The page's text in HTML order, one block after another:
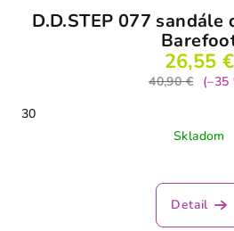
D.D.STEP 077 sandále
26,55 €
40,90 €
(–35
30
Skladom
Detail